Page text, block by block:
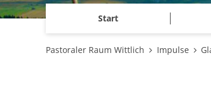
Start
Pastoraler Raum Wittlich Impulse